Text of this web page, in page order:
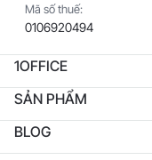
Mã số thuế:
0106920494
1OFFICE
SẢN PHẨM
BLOG